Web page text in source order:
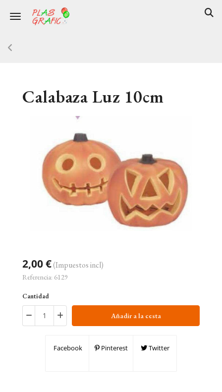
Toggle navigation
Calabaza Luz 10cm
2,00 €(Impuestos incl)
Referencia: 6129
Cantidad
Añadir a la cesta
Facebook Pinterest Twitter